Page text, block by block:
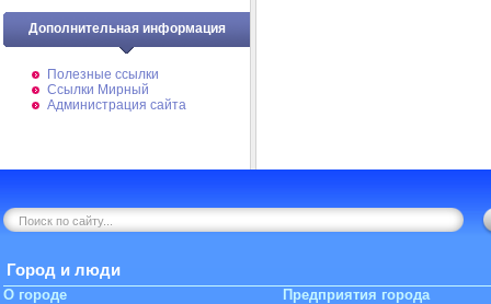
Дополнительная информация
Полезные ссылки
Ссылки Мирный
Администрация сайта
Город и люди
О городе Предприятия города